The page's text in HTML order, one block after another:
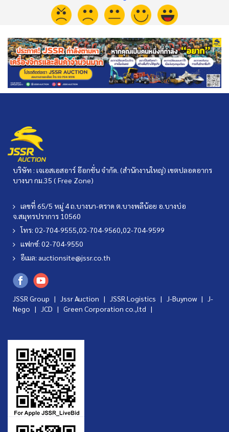
บริษัท : เจเอสเอสอาร์ อ๊อกชั่น จำกัด. (สำนักงานใหญ่) เขตปลอดอากร
บางนา กม.35 ( Free Zone)
เลขที่ 65/5 หมู่ 4 ถ.บางนา-ตราด ต.บางพลีน้อย อ.บางบ่อ
จ.สมุทรปราการ 10560
โทร: 02-704-9555,02-704-9560,02-704-9599
แฟกซ์: 02-704-9550
อีเมล: auctionsite@jssr.co.th
JSSR Group | Jssr Auction | JSSR Logistics | J-Buynow | J-
Nego | JCD | Green Corporation co.,ltd |